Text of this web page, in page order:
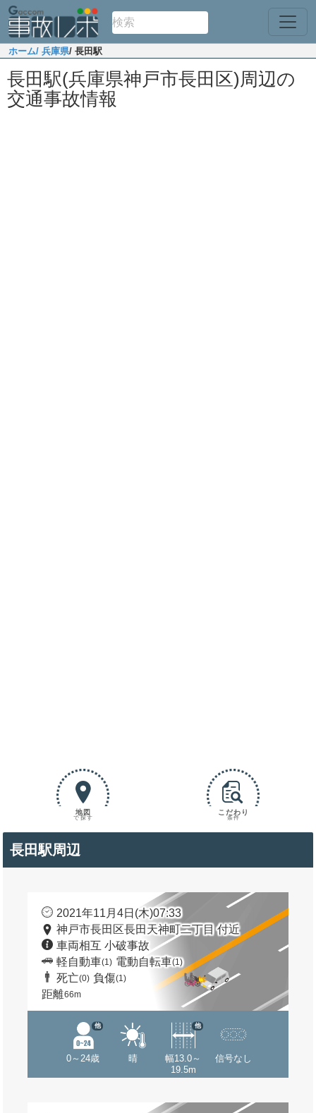
ホーム/ 兵庫県/ 長田駅
長田駅(兵庫県神戸市長田区)周辺の
交通事故情報
地図
で探す
こだわり
条件
長田駅周辺
2021年11月4日(木)07:33
神戸市長田区長田天神町二丁目 付近
車両相互 小破事故
軽自動車(1) 電動自転車(1)
死亡(0) 負傷(1)
距離66m
0～24歳
他
晴
幅13.0～
19.5m
他
信号なし